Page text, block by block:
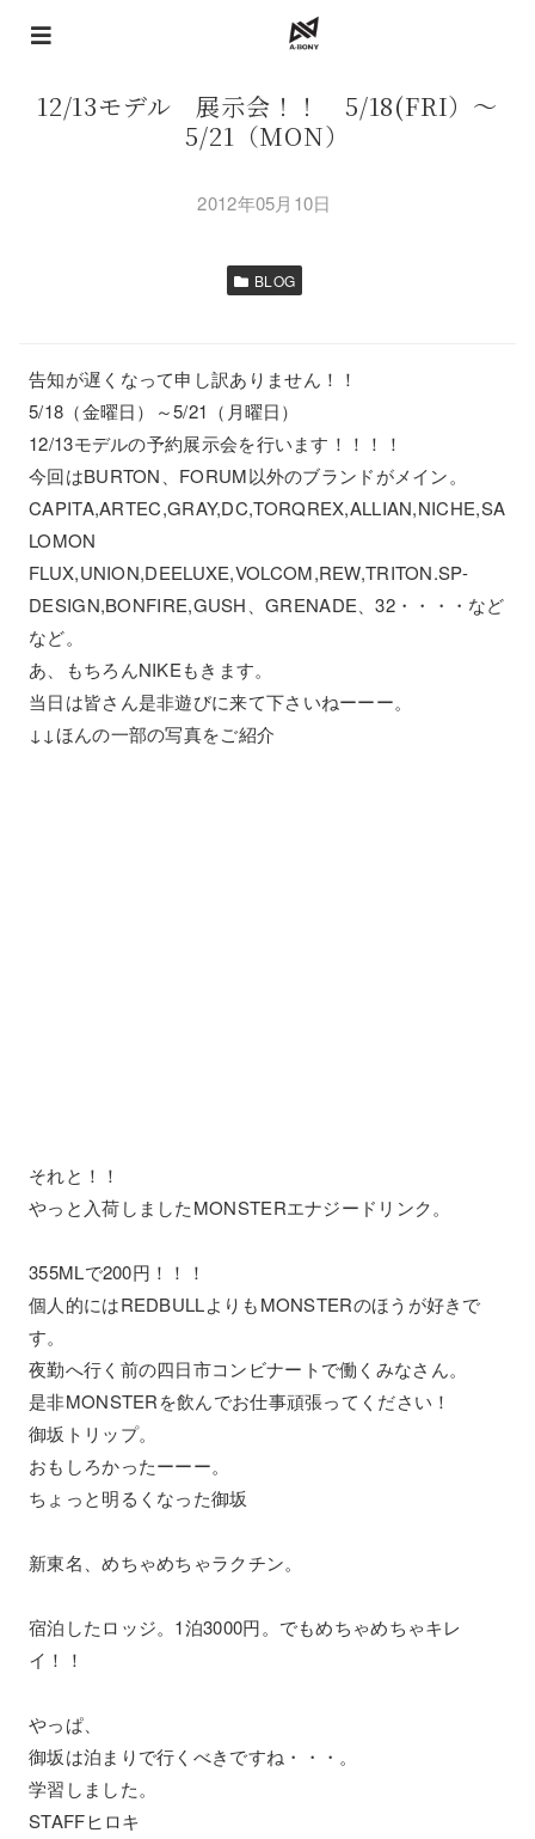
12/13モデル 展示会！！ 5/18(FRI）～
5/21（MON）
2012年05月10日
BLOG
告知が遅くなって申し訳ありません！！
5/18（金曜日）～5/21（月曜日）
12/13モデルの予約展示会を行います！！！！
今回はBURTON、FORUM以外のブランドがメイン。
CAPITA,ARTEC,GRAY,DC,TORQREX,ALLIAN,NICHE,SA
LOMON
FLUX,UNION,DEELUXE,VOLCOM,REW,TRITON.SP-
DESIGN,BONFIRE,GUSH、GRENADE、32・・・・など
など。
あ、もちろんNIKEもきます。
当日は皆さん是非遊びに来て下さいねーーー。
↓↓ほんの一部の写真をご紹介
それと！！
やっと入荷しましたMONSTERエナジードリンク。
355MLで200円！！！
個人的にはREDBULLよりもMONSTERのほうが好きで
す。
夜勤へ行く前の四日市コンビナートで働くみなさん。
是非MONSTERを飲んでお仕事頑張ってください！
御坂トリップ。
おもしろかったーーー。
ちょっと明るくなった御坂
新東名、めちゃめちゃラクチン。
宿泊したロッジ。1泊3000円。でもめちゃめちゃキレ
イ！！
やっぱ、
御坂は泊まりで行くべきですね・・・。
学習しました。
STAFFヒロキ